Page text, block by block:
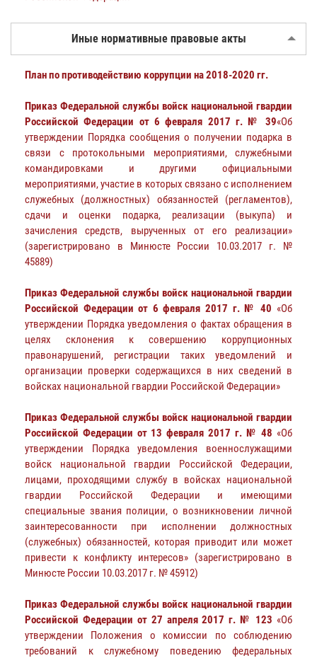
Иные нормативные правовые акты
План по противодействию коррупции на 2018-2020 гг.
Приказ Федеральной службы войск национальной гвардии
Российской Федерации от 6 февраля 2017 г. № 39«Об
утверждении Порядка сообщения о получении подарка в
связи с протокольными мероприятиями, служебными
командировками и другими официальными
мероприятиями, участие в которых связано с исполнением
служебных (должностных) обязанностей (регламентов),
сдачи и оценки подарка, реализации (выкупа) и
зачисления средств, вырученных от его реализации»
(зарегистрировано в Минюсте России 10.03.2017 г. №
45889)
Приказ Федеральной службы войск национальной гвардии
Российской Федерации от 6 февраля 2017 г. № 40 «Об
утверждении Порядка уведомления о фактах обращения в
целях склонения к совершению коррупционных
правонарушений, регистрации таких уведомлений и
организации проверки содержащихся в них сведений в
войсках национальной гвардии Российской Федерации»
Приказ Федеральной службы войск национальной гвардии
Российской Федерации от 13 февраля 2017 г. № 48 «Об
утверждении Порядка уведомления военнослужащими
войск национальной гвардии Российской Федерации,
лицами, проходящими службу в войсках национальной
гвардии Российской Федерации и имеющими
специальные звания полиции, о возникновении личной
заинтересованности при исполнении должностных
(служебных) обязанностей, которая приводит или может
привести к конфликту интересов» (зарегистрировано в
Минюсте России 10.03.2017 г. № 45912)
Приказ Федеральной службы войск национальной гвардии
Российской Федерации от 27 апреля 2017 г. № 123 «Об
утверждении Положения о комиссии по соблюдению
требований к служебному поведению федеральных